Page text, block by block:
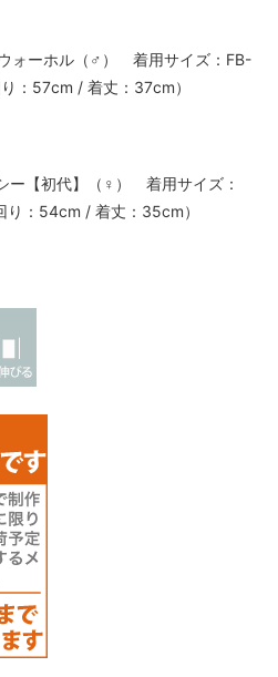
ォーホル（♂） 着用サイズ：FB-
：57cm / 着丈：37cm）
ー【初代】（♀） 着用サイズ：
：54cm / 着丈：35cm）